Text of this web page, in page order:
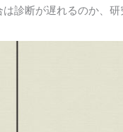
診断が遅れるのか、研